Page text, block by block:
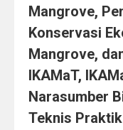
Mangrove,
Konservasi
Mangrove,
IKAMaT,
Narasumber
Teknis